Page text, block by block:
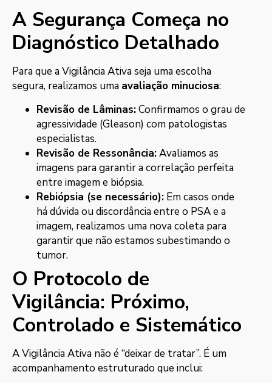
A Segurança Começa no
Diagnóstico Detalhado
Para que a Vigilância Ativa seja uma escolha
segura, realizamos uma avaliação minuciosa:
Revisão de Lâminas:Confirmamos o grau de
agressividade (Gleason) com patologistas
especialistas.
Revisão de Ressonância:Avaliamos as
imagens para garantir a correlação perfeita
entre imagem e biópsia.
Rebiópsia (se necessário): Em casos onde
há dúvida ou discordância entre o PSA e a
imagem, realizamos uma nova coleta para
garantir que não estamos subestimando o
tumor.
O Protocolo de
Vigilância: Próximo,
Controlado e Sistemático
A Vigilância Ativa não é “deixar de tratar”. É um
acompanhamento estruturado que inclui: